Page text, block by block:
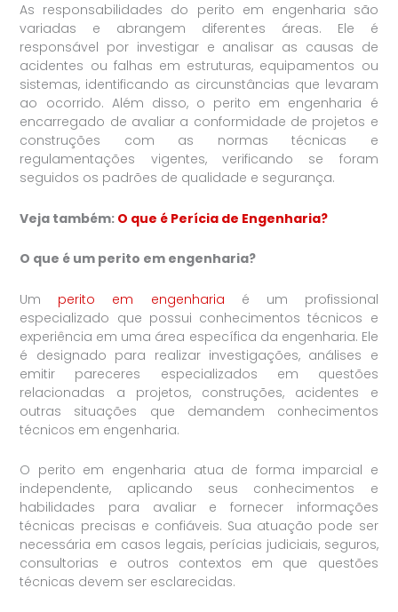
As responsabilidades do perito em engenharia são
variadas e abrangem diferentes áreas. Ele é
responsável por investigar e analisar as causas de
acidentes ou falhas em estruturas, equipamentos ou
sistemas, identificando as circunstâncias que levaram
ao ocorrido. Além disso, o perito em engenharia é
encarregado de avaliar a conformidade de projetos e
construções com as normas técnicas e
regulamentações vigentes, verificando se foram
seguidos os padrões de qualidade e segurança.
Veja também: O que é Perícia de Engenharia?
O que é um perito em engenharia?
Um perito em engenharia é um profissional
especializado que possui conhecimentos técnicos e
experiência em uma área específica da engenharia. Ele
é designado para realizar investigações, análises e
emitir pareceres especializados em questões
relacionadas a projetos, construções, acidentes e
outras situações que demandem conhecimentos
técnicos em engenharia.
O perito em engenharia atua de forma imparcial e
independente, aplicando seus conhecimentos e
habilidades para avaliar e fornecer informações
técnicas precisas e confiáveis. Sua atuação pode ser
necessária em casos legais, perícias judiciais, seguros,
consultorias e outros contextos em que questões
técnicas devem ser esclarecidas.